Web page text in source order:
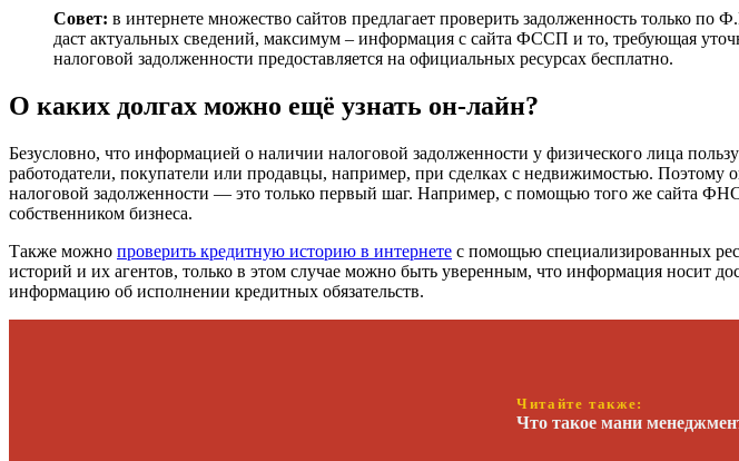
Совет: в интернете множество сайтов предлагает проверить задолженность только
даст актуальных сведений, максимум – информация с сайта ФССП и то, требующая
налоговой задолженности предоставляется на официальных ресурсах бесплатно.
О каких долгах можно ещё узнать он-лайн?
Безусловно, что информацией о наличии налоговой задолженности у физического лица
работодатели, покупатели или продавцы, например, при сделках с недвижимостью.
налоговой задолженности — это только первый шаг. Например, с помощью того же сайта
собственником бизнеса.
Также можно проверить кредитную историю в интернете с помощью специализированных
историй и их агентов, только в этом случае можно быть уверенным, что информация носит
информацию об исполнении кредитных обязательств.
Читайте также:
Что такое мани